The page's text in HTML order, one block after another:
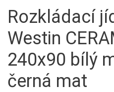
Rozkládací
Westin
240x90 bílý
černá mat